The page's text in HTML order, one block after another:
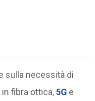
sulla necessità di
in fibra ottica, 5Ge